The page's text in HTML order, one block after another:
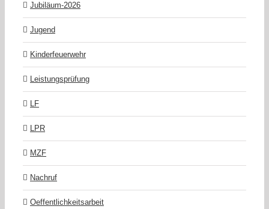
Jubiläum-2026
Jugend
Kinderfeuerwehr
Leistungsprüfung
LF
LPR
MZF
Nachruf
Oeffentlichkeitsarbeit